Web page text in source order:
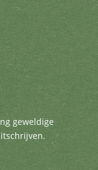
en ontvang
geweldige